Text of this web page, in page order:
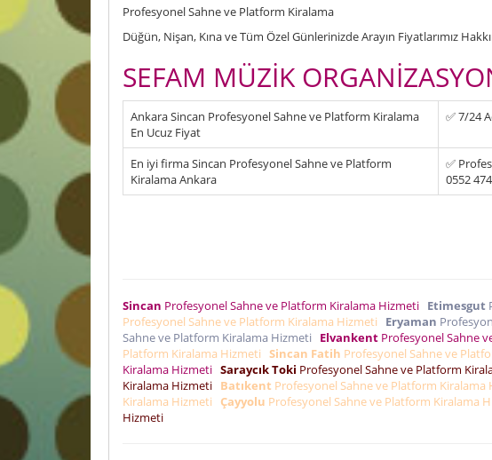
Profesyonel Sahne ve Platform Kiralama
Düğün, Nişan, Kına ve Tüm Özel Günlerinizde Arayın Fiyatlarımız
SEFAM MÜZİK
Ankara Sincan Profesyonel Sahne ve Platform Kiralama
En Ucuz Fiyat
✅ 7/24
En iyi firma Sincan Profesyonel Sahne ve Platform
Kiralama Ankara
✅
0552
Sincan Profesyonel Sahne ve Platform Kiralama Hizmeti Etimesgut
Profesyonel Sahne ve Platform Kiralama Hizmeti
Eryaman
Sahne ve Platform Kiralama Hizmeti
Elvankent Profesyonel Sahne
Platform Kiralama Hizmeti Sincan Fatih Profesyonel Sahne ve
Kiralama Hizmeti Saraycık Toki Profesyonel Sahne ve Platform
Kiralama Hizmeti Batıkent Profesyonel Sahne ve Platform Kiralama
Kiralama Hizmeti
Çayyolu Profesyonel Sahne ve Platform Kiralama
Hizmeti